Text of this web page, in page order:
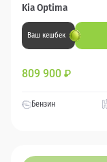
Kia Optima
Ваш кешбек
809 900 ₽
Бензин